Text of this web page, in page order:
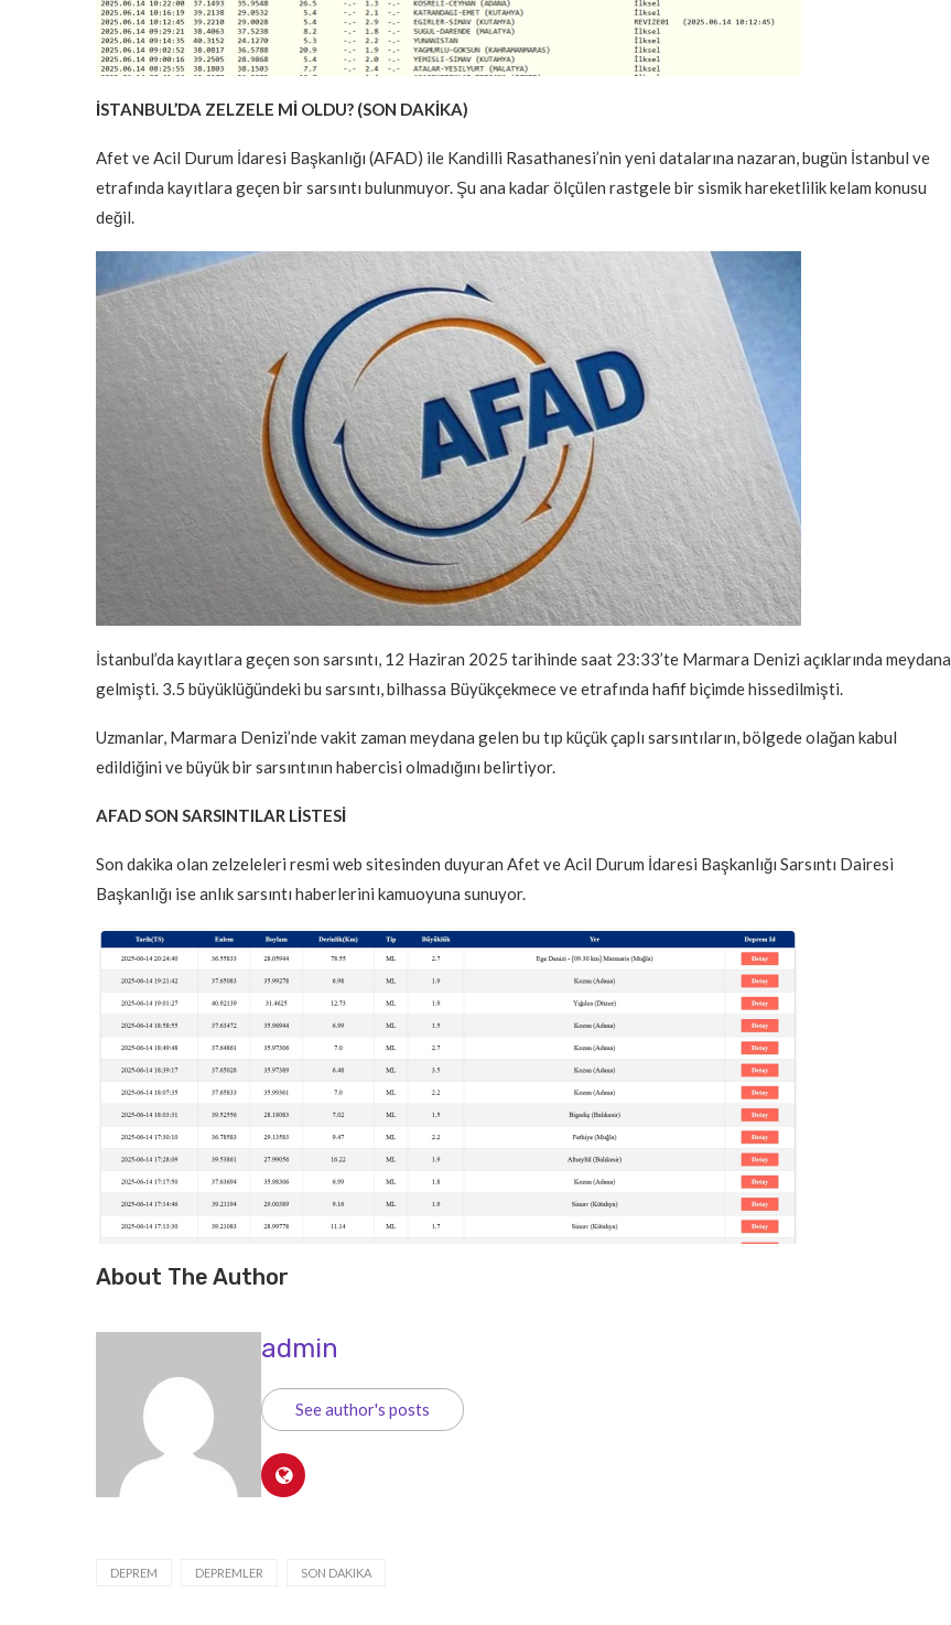
İSTANBUL’DA ZELZELE Mİ OLDU? (SON DAKİKA)
Afet ve Acil Durum İdaresi Başkanlığı (AFAD) ile Kandilli Rasathanesi’nin yeni datalarına nazaran, bugün İstanbul ve
etrafında kayıtlara geçen bir sarsıntı bulunmuyor. Şu ana kadar ölçülen rastgele bir sismik hareketlilik kelam konusu
değil.
İstanbul’da kayıtlara geçen son sarsıntı, 12 Haziran 2025 tarihinde saat 23:33’te Marmara Denizi açıklarında meydana
gelmişti. 3.5 büyüklüğündeki bu sarsıntı, bilhassa Büyükçekmece ve etrafında hafif biçimde hissedilmişti.
Uzmanlar, Marmara Denizi’nde vakit zaman meydana gelen bu tıp küçük çaplı sarsıntıların, bölgede olağan kabul
edildiğini ve büyük bir sarsıntının habercisi olmadığını belirtiyor.
AFAD SON SARSINTILAR LİSTESİ
Son dakika olan zelzeleleri resmi web sitesinden duyuran Afet ve Acil Durum İdaresi Başkanlığı Sarsıntı Dairesi
Başkanlığı ise anlık sarsıntı haberlerini kamuoyuna sunuyor.
About The Author
admin
See author's posts
DEPREM DEPREMLER SON DAKIKA